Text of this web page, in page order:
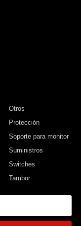
Otros
Protección
Soporte para monitor
Suministros
Switches
Tambor